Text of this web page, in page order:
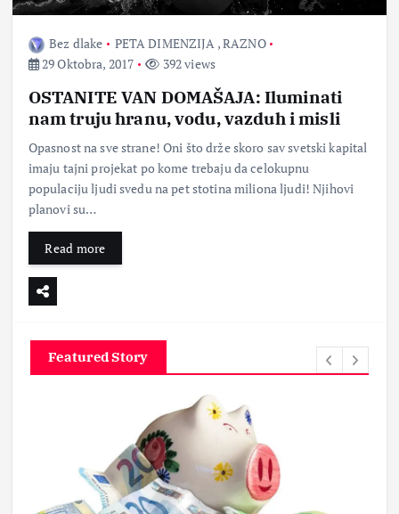
Bez dlake PETA DIMENZIJA ,RAZNO
29 Oktobra, 2017
392 views
OSTANITE VAN DOMAŠAJA: Iluminati
nam truju hranu, vodu, vazduh i misli
Opasnost na sve strane! Oni što drže skoro sav svetski kapital
imaju tajni projekat po kome trebaju da celokupnu
populaciju ljudi svedu na pet stotina miliona ljudi! Njihovi
planovi su…
Read more
Featured Story